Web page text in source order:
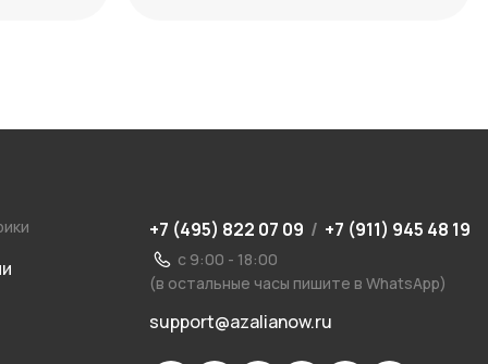
+7 (495) 822 07 09 / +7 (911) 945 48 19
с 9:00 - 18:00
(в остальные часы пишите в WhatsApp)
support@azalianow.ru